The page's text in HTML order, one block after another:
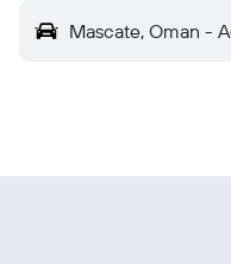
Mascate, Oman -